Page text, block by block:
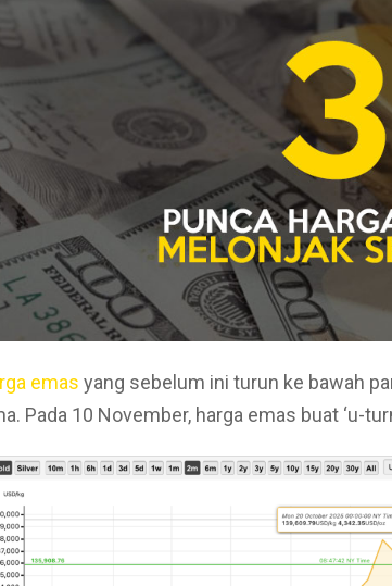
emas yang sebelum ini turun ke bawah
Pada 10 November, harga emas buat ‘u-